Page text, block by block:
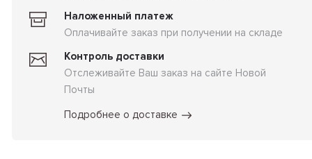
Наложенный платеж
Оплачивайте заказ при получении на складе
Контроль доставки
Отслеживайте Ваш заказ на сайте Новой
Почты
Подробнее о доставке